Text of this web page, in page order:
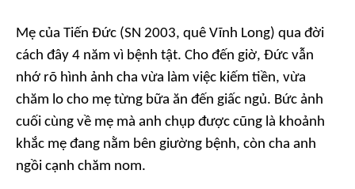
Mẹ của Tiến Đức (SN 2003, quê Vĩnh Long) qua đời
cách đây 4 năm vì bệnh tật. Cho đến giờ, Đức vẫn
nhớ rõ hình ảnh cha vừa làm việc kiếm tiền, vừa
chăm lo cho mẹ từng bữa ăn đến giấc ngủ. Bức ảnh
cuối cùng về mẹ mà anh chụp được cũng là khoảnh
khắc mẹ đang nằm bên giường bệnh, còn cha anh
ngồi cạnh chăm nom.